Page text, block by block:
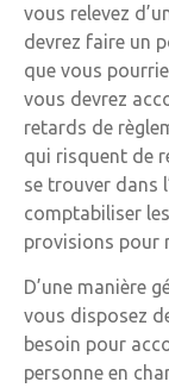
vous relevez
devrez faire un
que vous
vous devrez
retards de
qui risquent de
se trouver dans
comptabiliser
provisions pour
D’une manière
vous disposez
besoin pour
personne en